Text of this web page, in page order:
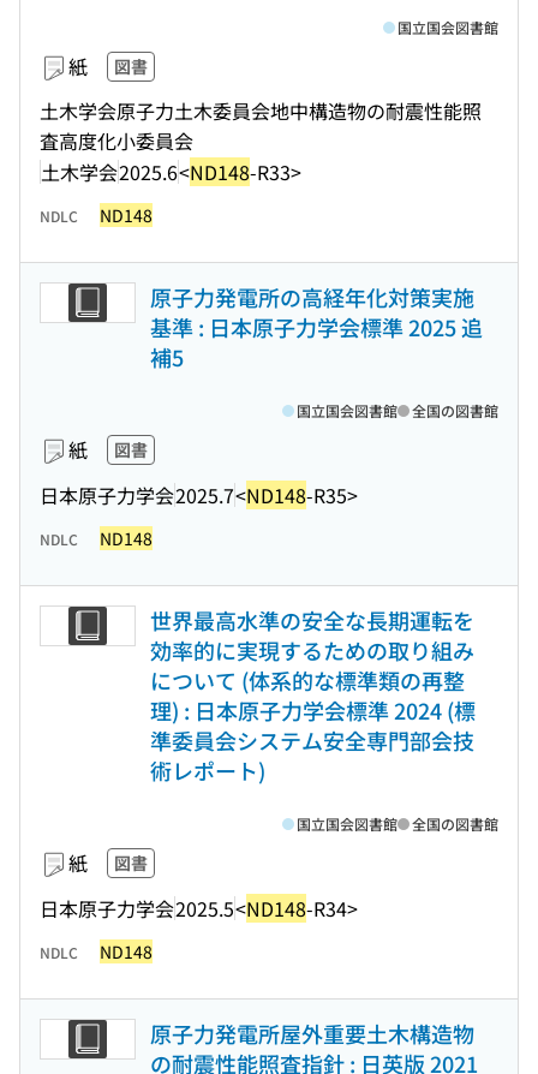
紙 図書
土木学会原子力土木委員会地中構造物の耐震性能照
査高度化小委員会
土木学会2025.6<ND148-R33>
国立国会図書館
NDLC ND148
原子力発電所の高経年化対策実施
基準 : 日本原子力学会標準 2025 追
補5
紙 図書
日本原子力学会2025.7<ND148-R35>
国立国会図書館 全国の図書館
NDLC ND148
世界最高水準の安全な長期運転を
効率的に実現するための取り組み
について (体系的な標準類の再整
理) : 日本原子力学会標準 2024 (標
準委員会システム安全専門部会技
術レポート)
紙 図書
日本原子力学会2025.5<ND148-R34>
国立国会図書館 全国の図書館
NDLC ND148
原子力発電所屋外重要土木構造物
の耐震性能照査指針 : 日英版 2021